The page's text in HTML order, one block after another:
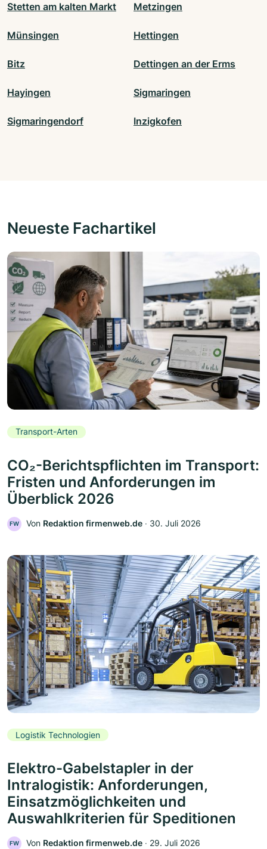
Stetten am kalten Markt Metzingen
Münsingen Hettingen
Bitz Dettingen an der Erms
Hayingen Sigmaringen
Sigmaringendorf Inzigkofen
Neueste Fachartikel
Transport-Arten
CO₂-Berichtspflichten im Transport:
Fristen und Anforderungen im
Überblick 2026
FW Von Redaktion firmenweb.de ‧ 30. Juli 2026
Logistik Technologien
Elektro-Gabelstapler in der
Intralogistik: Anforderungen,
Einsatzmöglichkeiten und
Auswahlkriterien für Speditionen
FW Von Redaktion firmenweb.de ‧ 29. Juli 2026